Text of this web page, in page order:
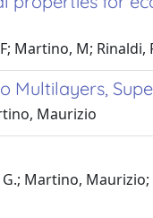
Martino, M; Rinaldi,
Multilayers,
Maurizio
G.; Martino,